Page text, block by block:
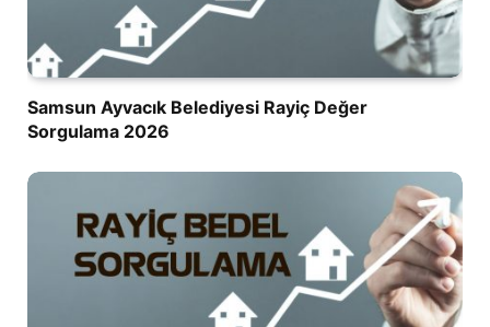
Samsun Ayvacık Belediyesi Rayiç Değer
Sorgulama 2026